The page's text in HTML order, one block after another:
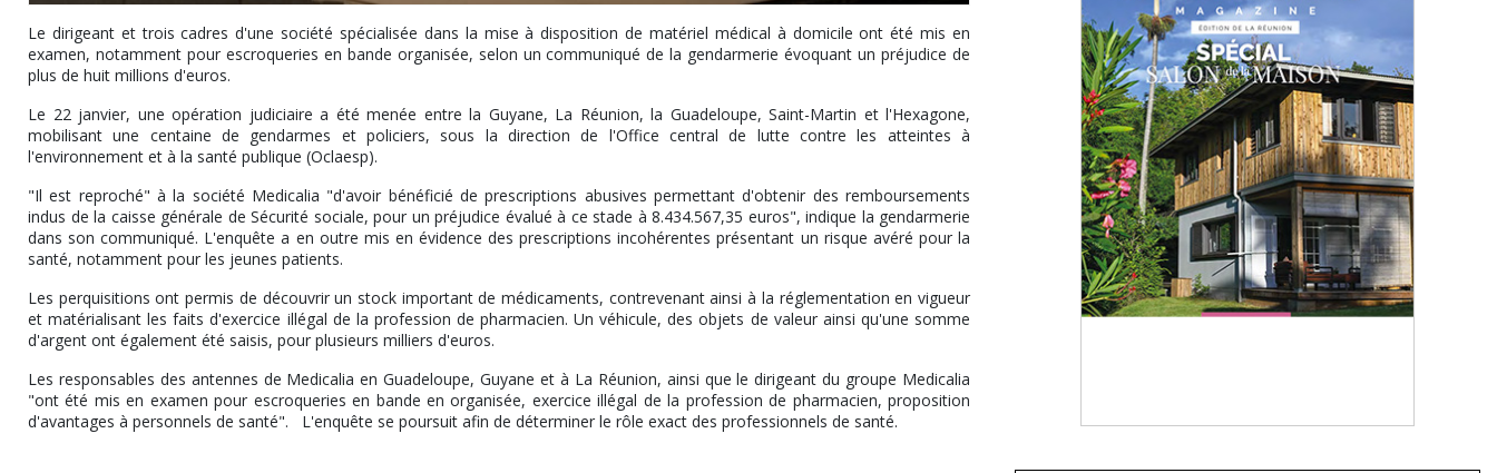
Le dirigeant et trois cadres d'une société spécialisée dans la mise à disposition de matériel médical à domicile ont été mis en
examen, notamment pour escroqueries en bande organisée, selon un communiqué de la gendarmerie évoquant un préjudice de
plus de huit millions d'euros.
Le 22 janvier, une opération judiciaire a été menée entre la Guyane, La Réunion, la Guadeloupe, Saint-Martin et l'Hexagone,
mobilisant une centaine de gendarmes et policiers, sous la direction de l'Office central de lutte contre les atteintes à
l'environnement et à la santé publique (Oclaesp).
"Il est reproché" à la société Medicalia "d'avoir bénéficié de prescriptions abusives permettant d'obtenir des remboursements
indus de la caisse générale de Sécurité sociale, pour un préjudice évalué à ce stade à 8.434.567,35 euros", indique la gendarmerie
dans son communiqué. L'enquête a en outre mis en évidence des prescriptions incohérentes présentant un risque avéré pour la
santé, notamment pour les jeunes patients.
Les perquisitions ont permis de découvrir un stock important de médicaments, contrevenant ainsi à la réglementation en vigueur
et matérialisant les faits d'exercice illégal de la profession de pharmacien. Un véhicule, des objets de valeur ainsi qu'une somme
d'argent ont également été saisis, pour plusieurs milliers d'euros.
Les responsables des antennes de Medicalia en Guadeloupe, Guyane et à La Réunion, ainsi que le dirigeant du groupe Medicalia
"ont été mis en examen pour escroqueries en bande en organisée, exercice illégal de la profession de pharmacien, proposition
d'avantages à personnels de santé". L'enquête se poursuit afin de déterminer le rôle exact des professionnels de santé.